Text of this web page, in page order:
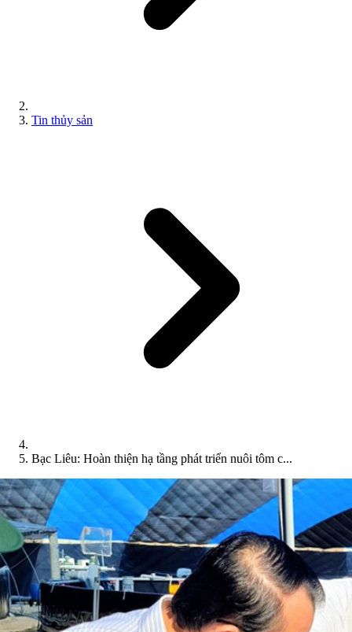
Tin thủy sản
Bạc Liêu: Hoàn thiện hạ tầng phát triển nuôi tôm c...